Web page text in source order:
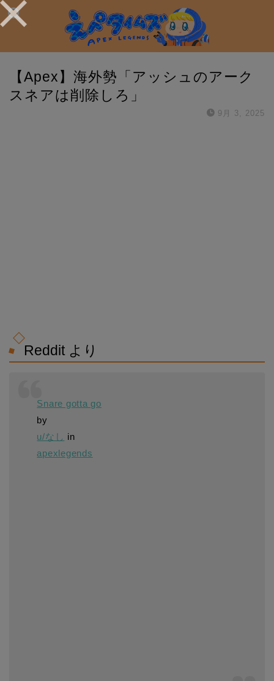
【Apex】海外勢「アッシュのアーク
スネアは削除しろ」
9月 3, 2025
Reddit より
Snare gotta go
by
u/なし in
apexlegends